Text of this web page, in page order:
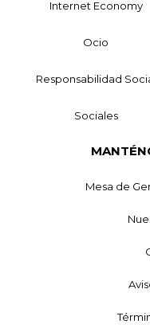
Internet Economy
Ocio
Responsabilidad
Sociales
Mesa de